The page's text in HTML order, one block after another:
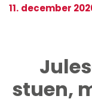
11. december
stuen,